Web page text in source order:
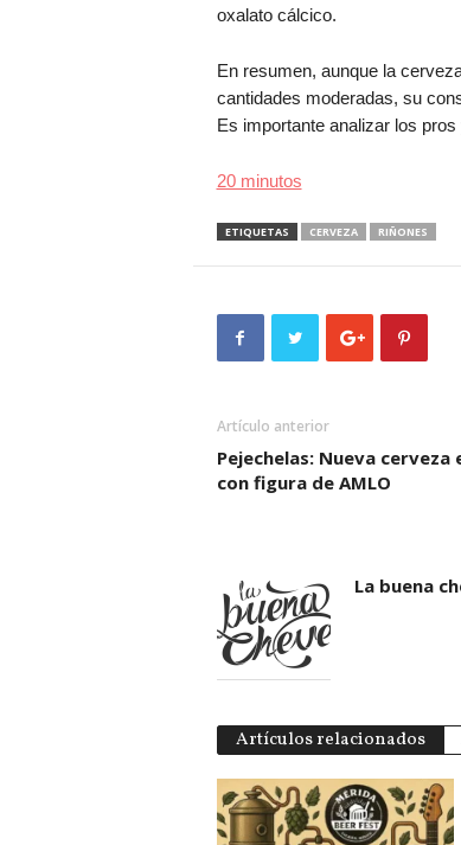
oxalato cálcico.
En resumen, aunque la
cantidades moderadas, su
Es importante analizar los
20 minutos
ETIQUETAS CERVEZA RIÑONES
Artículo anterior
Pejechelas: Nueva cerveza
con figura de AMLO
La buena
Artículos relacionados